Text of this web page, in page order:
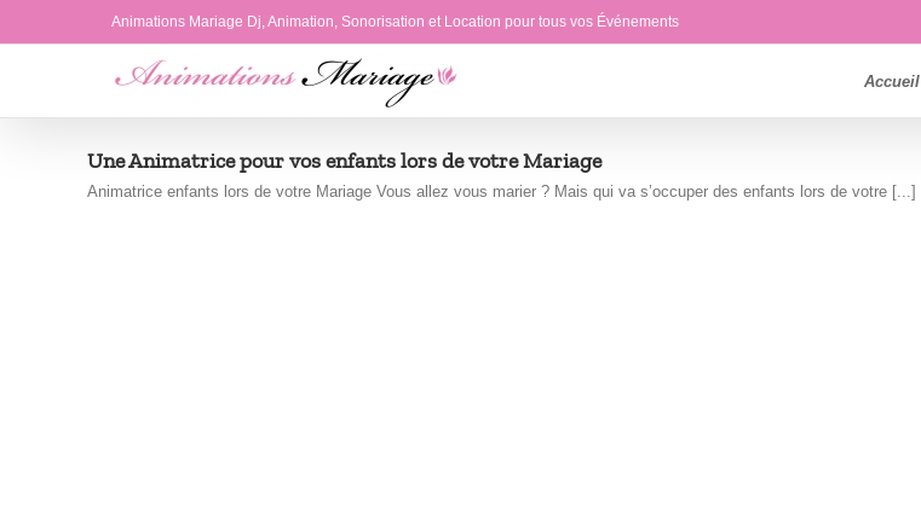
Animations Mariage Dj, Animation, Sonorisation et Location pour tous vos Événements
Accueil
Une Animatrice pour vos enfants lors de votre Mariage
Animatrice enfants lors de votre Mariage Vous allez vous marier ? Mais qui va s’occuper des enfants lors de votre [...]